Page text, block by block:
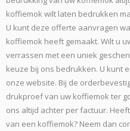
koffiemok wilt laten bedrukken
U kunt deze offerte aanvragen
koffiemok heeft gemaakt. Wilt u
verrassen met een uniek
keuze bij ons bedrukken. U kunt
onze website. Bij de
drukproef van uw koffiemok ter
ons altijd achter per factuur.
van een koffiemok? Neem dan